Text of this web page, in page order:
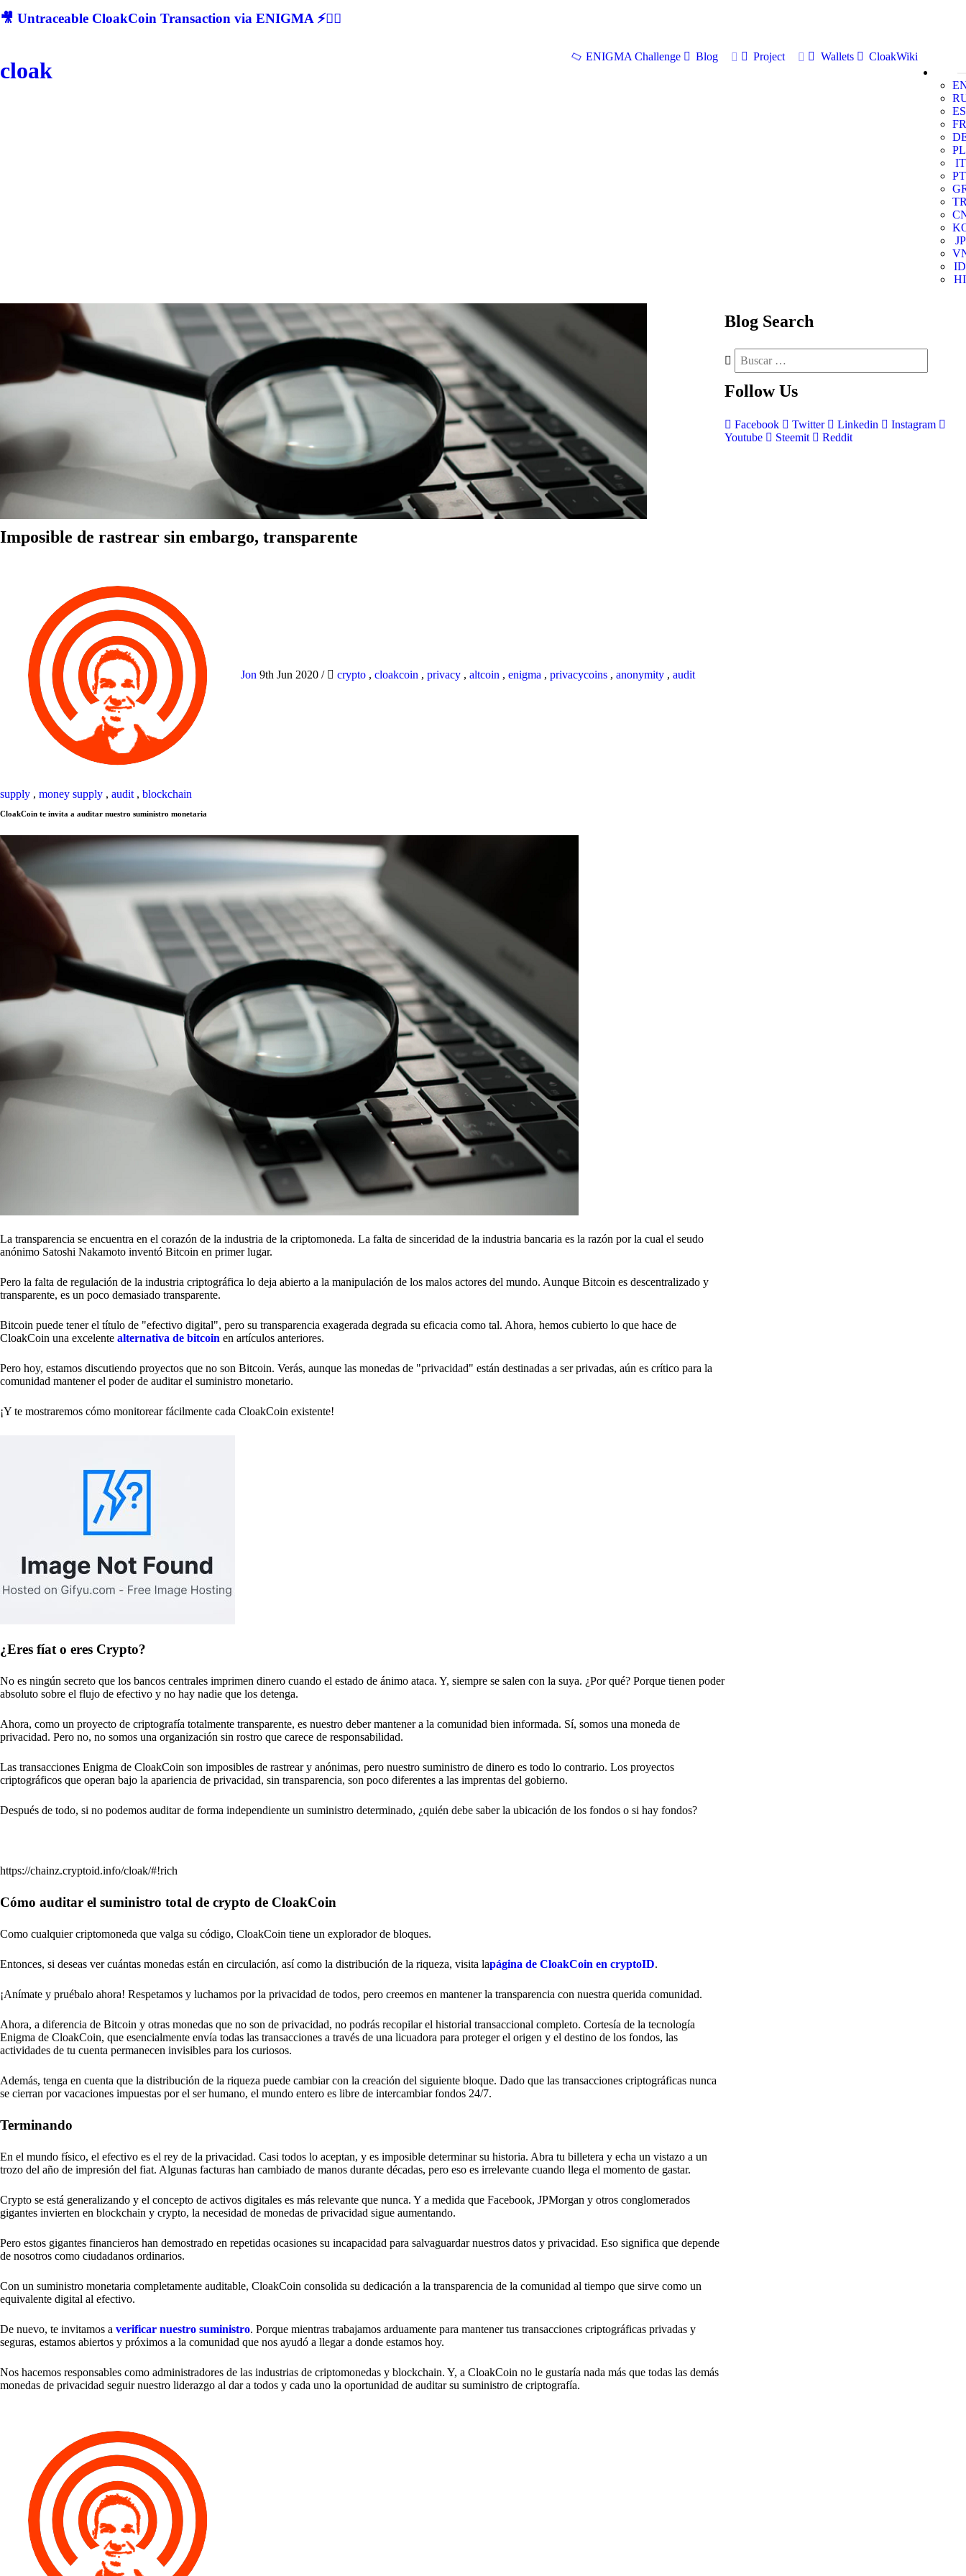
🎥 Untraceable CloakCoin Transaction via ENIGMA ⚡🕵‍♂
cloak
ENIGMA Challenge Blog Project Wallets
CloakWiki
ES
FR
PL
IT
PT
JP
ID
HI
Imposible de rastrear sin embargo, transparente
Jon 9th Jun 2020 / crypto , cloakcoin , privacy , altcoin , enigma , privacycoins , anonymity , audit
supply , money supply , audit , blockchain
CloakCoin te invita a auditar nuestro suministro monetaria
La transparencia se encuentra en el corazón de la industria de la criptomoneda. La falta de sinceridad de la industria bancaria es la razón por la cual el seudo
anónimo Satoshi Nakamoto inventó Bitcoin en primer lugar.
Pero la falta de regulación de la industria criptográfica lo deja abierto a la manipulación de los malos actores del mundo. Aunque Bitcoin es descentralizado y
transparente, es un poco demasiado transparente.
Bitcoin puede tener el título de "efectivo digital", pero su transparencia exagerada degrada su eficacia como tal. Ahora, hemos cubierto lo que hace de
CloakCoin una excelente alternativa de bitcoin en artículos anteriores.
Pero hoy, estamos discutiendo proyectos que no son Bitcoin. Verás, aunque las monedas de "privacidad" están destinadas a ser privadas, aún es crítico para la
comunidad mantener el poder de auditar el suministro monetario.
¡Y te mostraremos cómo monitorear fácilmente cada CloakCoin existente!
¿Eres fíat o eres Crypto?
No es ningún secreto que los bancos centrales imprimen dinero cuando el estado de ánimo ataca. Y, siempre se salen con la suya. ¿Por qué? Porque tienen poder
absoluto sobre el flujo de efectivo y no hay nadie que los detenga.
Ahora, como un proyecto de criptografía totalmente transparente, es nuestro deber mantener a la comunidad bien informada. Sí, somos una moneda de
privacidad. Pero no, no somos una organización sin rostro que carece de responsabilidad.
Las transacciones Enigma de CloakCoin son imposibles de rastrear y anónimas, pero nuestro suministro de dinero es todo lo contrario. Los proyectos
criptográficos que operan bajo la apariencia de privacidad, sin transparencia, son poco diferentes a las imprentas del gobierno.
Después de todo, si no podemos auditar de forma independiente un suministro determinado, ¿quién debe saber la ubicación de los fondos o si hay fondos?
https://chainz.cryptoid.info/cloak/#!rich
Cómo auditar el suministro total de crypto de CloakCoin
Como cualquier criptomoneda que valga su código, CloakCoin tiene un explorador de bloques.
Entonces, si deseas ver cuántas monedas están en circulación, así como la distribución de la riqueza, visita lapágina de CloakCoin en cryptoID.
¡Anímate y pruébalo ahora! Respetamos y luchamos por la privacidad de todos, pero creemos en mantener la transparencia con nuestra querida comunidad.
Ahora, a diferencia de Bitcoin y otras monedas que no son de privacidad, no podrás recopilar el historial transaccional completo. Cortesía de la tecnología
Enigma de CloakCoin, que esencialmente envía todas las transacciones a través de una licuadora para proteger el origen y el destino de los fondos, las
actividades de tu cuenta permanecen invisibles para los curiosos.
Además, tenga en cuenta que la distribución de la riqueza puede cambiar con la creación del siguiente bloque. Dado que las transacciones criptográficas nunca
se cierran por vacaciones impuestas por el ser humano, el mundo entero es libre de intercambiar fondos 24/7.
Terminando
En el mundo físico, el efectivo es el rey de la privacidad. Casi todos lo aceptan, y es imposible determinar su historia. Abra tu billetera y echa un vistazo a un
trozo del año de impresión del fiat. Algunas facturas han cambiado de manos durante décadas, pero eso es irrelevante cuando llega el momento de gastar.
Crypto se está generalizando y el concepto de activos digitales es más relevante que nunca. Y a medida que Facebook, JPMorgan y otros conglomerados
gigantes invierten en blockchain y crypto, la necesidad de monedas de privacidad sigue aumentando.
Pero estos gigantes financieros han demostrado en repetidas ocasiones su incapacidad para salvaguardar nuestros datos y privacidad. Eso significa que depende
de nosotros como ciudadanos ordinarios.
Con un suministro monetaria completamente auditable, CloakCoin consolida su dedicación a la transparencia de la comunidad al tiempo que sirve como un
equivalente digital al efectivo.
De nuevo, te invitamos a verificar nuestro suministro. Porque mientras trabajamos arduamente para mantener tus transacciones criptográficas privadas y
seguras, estamos abiertos y próximos a la comunidad que nos ayudó a llegar a donde estamos hoy.
Nos hacemos responsables como administradores de las industrias de criptomonedas y blockchain. Y, a CloakCoin no le gustaría nada más que todas las demás
monedas de privacidad seguir nuestro liderazgo al dar a todos y cada uno la oportunidad de auditar su suministro de criptografía.
Blog Search
Follow Us
Facebook Twitter Linkedin
Instagram
Youtube
Steemit Reddit